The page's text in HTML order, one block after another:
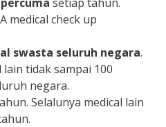
medical check up
swasta seluruh negara.
lain tidak sampai 100
negara.
Selalunya medical lain